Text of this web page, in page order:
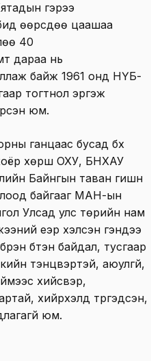
гэрээ
өөрсдөө цаашаа
40
дараа нь
байж 1961 онд НҮБ-
тогтнол эргэж
юм.
ганцаас бусад бүх
хөрш ОХУ, БНХАУ
Байнгын таван гишүүн
байгааг МАН-ын
Улсад улс төрийн нам
үеэр хэлсэн үгэндээ
бүтэн байдал, тусгаар
тэнцвэртэй, аюулгүй,
хийсвэр,
хийрхэлд түргэдсэн,
юм.